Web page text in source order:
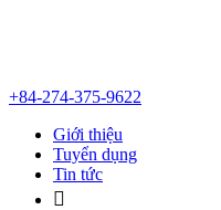
+84-274-375-9622
Giới thiệu
Tuyển dụng
Tin tức